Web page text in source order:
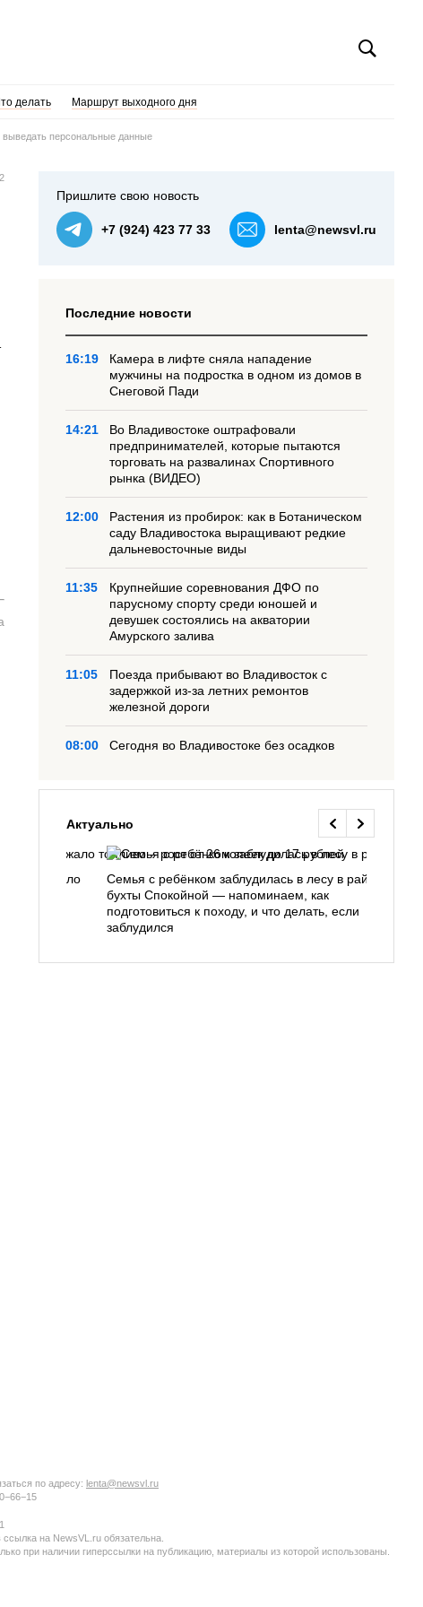
делать Маршрут выходного дня
выведать персональные данные
Пришлите свою новость
+7 (924) 423 77 33 lenta@newsvl.ru
Последние новости
16:19
Камера в лифте сняла нападение
мужчины на подростка в одном из домов в
Снеговой Пади
14:21
Во Владивостоке оштрафовали
предпринимателей, которые пытаются
торговать на развалинах Спортивного
рынка (ВИДЕО)
12:00
Растения из пробирок: как в Ботаническом
саду Владивостока выращивают редкие
дальневосточные виды
11:35
Крупнейшие соревнования ДФО по
парусному спорту среди юношей и
девушек состоялись на акватории
Амурского залива
11:05
Поезда прибывают во Владивосток с
задержкой из-за летних ремонтов
железной дороги
08:00 Сегодня во Владивостоке без осадков
Актуально
подорожало
Семья с ребёнком заблудилась в лесу в районе
бухты Спокойной — напоминаем, как
подготовиться к походу, и что делать, если
заблудился
по адресу: lenta@newsvl.ru
на NewsVL.ru обязательна.
при наличии гиперссылки на публикацию, материалы из которой использованы.